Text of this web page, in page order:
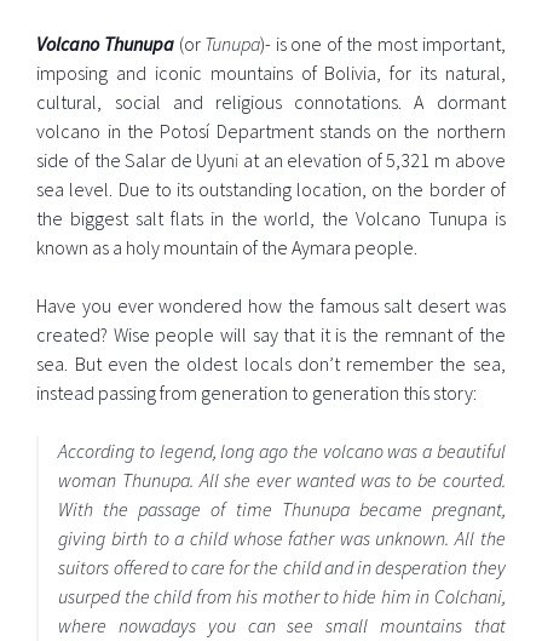
Volcano Thunupa(or Tunupa)- is one of the most important,
imposing and iconic mountains of Bolivia, for its natural,
cultural, social and religious connotations. A dormant
volcano in the Potosí Department stands on the northern
side of the Salar de Uyuni at an elevation of 5,321 m above
sea level. Due to its outstanding location, on the border of
the biggest salt flats in the world, the Volcano Tunupa is
known as a holy mountain of the Aymara people.
Have you ever wondered how the famous salt desert was
created? Wise people will say that it is the remnant of the
sea. But even the oldest locals don’t remember the sea,
instead passing from generation to generation this story:
According to legend, long ago the volcano was a beautiful
woman Thunupa. All she ever wanted was to be courted.
With the passage of time Thunupa became pregnant,
giving birth to a child whose father was unknown. All the
suitors offered to care for the child and in desperation they
usurped the child from his mother to hide him in Colchani,
where nowadays you can see small mountains that